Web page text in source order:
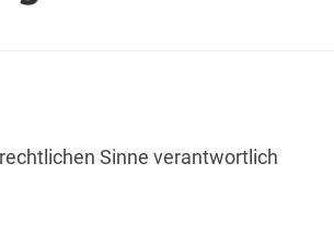
Sinne verantwortlich